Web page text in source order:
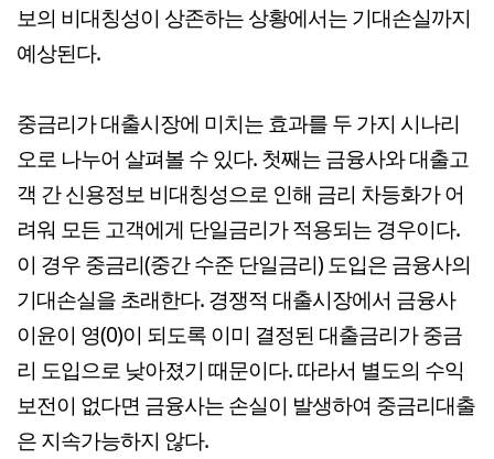
보의 비대칭성이 상존하는 상황에서는 기대손실까지
예상된다.
중금리가 대출시장에 미치는 효과를 두 가지 시나리
오로 나누어 살펴볼 수 있다. 첫째는 금융사와 대출고
객 간 신용정보 비대칭성으로 인해 금리 차등화가 어
려워 모든 고객에게 단일금리가 적용되는 경우이다.
이 경우 중금리(중간 수준 단일금리) 도입은 금융사의
기대손실을 초래한다. 경쟁적 대출시장에서 금융사
이윤이 영(0)이 되도록 이미 결정된 대출금리가 중금
리 도입으로 낮아졌기 때문이다. 따라서 별도의 수익
보전이 없다면 금융사는 손실이 발생하여 중금리대출
은 지속가능하지 않다.